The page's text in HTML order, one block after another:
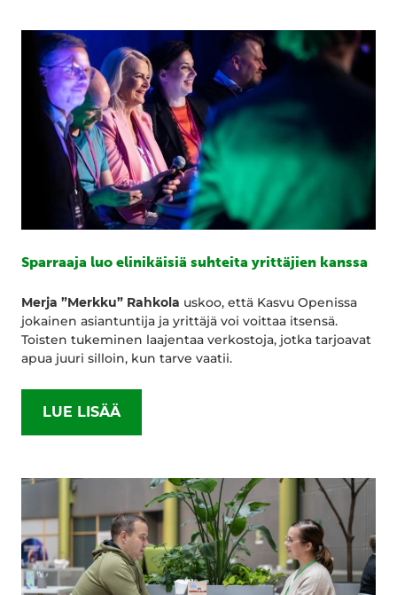
Sparraaja luo elinikäisiä suhteita yrittäjien kanssa
Merja ”Merkku” Rahkola uskoo, että Kasvu Openissa
jokainen asiantuntija ja yrittäjä voi voittaa itsensä.
Toisten tukeminen laajentaa verkostoja, jotka tarjoavat
apua juuri silloin, kun tarve vaatii.
LUE LISÄÄ